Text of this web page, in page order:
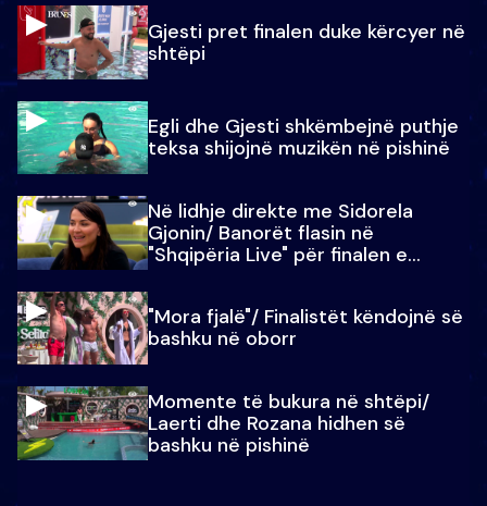
Gjesti pret finalen duke kërcyer në
shtëpi
Egli dhe Gjesti shkëmbejnë puthje
teksa shijojnë muzikën në pishinë
Në lidhje direkte me Sidorela
Gjonin/ Banorët flasin në
"Shqipëria Live" për finalen e
"Mora fjalë"/ Finalistët këndojnë së
bashku në oborr
Momente të bukura në shtëpi/
Laerti dhe Rozana hidhen së
bashku në pishinë